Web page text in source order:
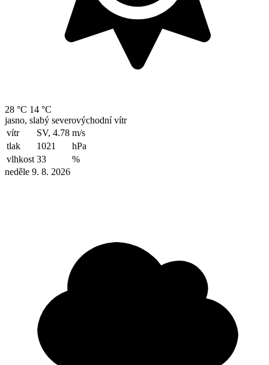
28 °C 14 °C
jasno, slabý severovýchodní vítr
vítr
SV, 4.78 m/s
tlak
1021
hPa
vlhkost 33
%
neděle 9. 8. 2026